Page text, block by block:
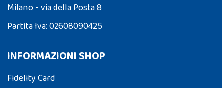
Milano - via della Posta 8
Partita Iva: 02608090425
INFORMAZIONI SHOP
Fidelity Card